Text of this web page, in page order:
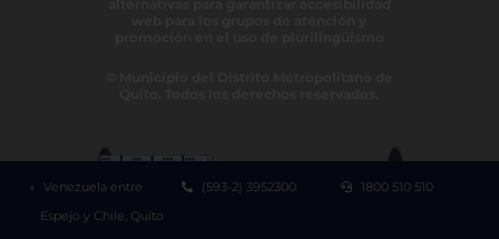
Venezuela entre
Espejo y Chile, Quito
(593-2) 3952300 1800 510 510